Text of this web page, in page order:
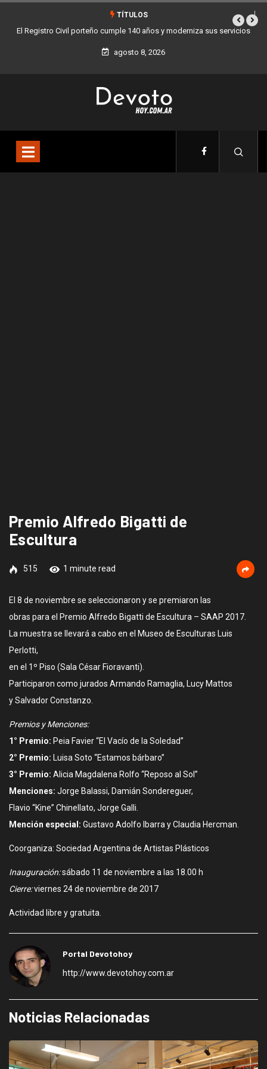
TÍTULOS
El Registro Civil porteño cumple 140 años y moderniza sus servicios
agosto 8, 2026
Premio Alfredo Bigatti de
Escultura
515 1 minute read
El 8 de noviembre se seleccionaron y se premiaron las
obras para el Premio Alfredo Bigatti de Escultura – SAAP 2017.
La muestra se llevará a cabo en el Museo de Esculturas Luis
Perlotti,
en el 1º Piso (Sala César Fioravanti).
Participaron como jurados Armando Ramaglia, Lucy Mattos
y Salvador Constanzo.
Premios y Menciones:
1° Premio: Peia Favier “El Vacío de la Soledad”
2° Premio: Luisa Soto “Estamos bárbaro”
3° Premio: Alicia Magdalena Rolfo “Reposo al Sol”
Menciones: Jorge Balassi, Damián Sondereguer,
Flavio “Kine” Chinellato, Jorge Galli.
Mención especial: Gustavo Adolfo Ibarra y Claudia Hercman.
Coorganiza: Sociedad Argentina de Artistas Plásticos
Inauguración:sábado 11 de noviembre a las 18.00 h
Cierre:viernes 24 de noviembre de 2017
Actividad libre y gratuita.
Portal Devotohoy
http://www.devotohoy.com.ar
Noticias Relacionadas